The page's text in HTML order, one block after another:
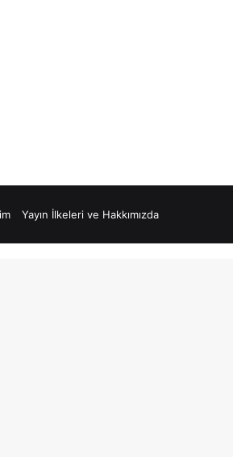
Yayın İlkeleri ve Hakkımızda